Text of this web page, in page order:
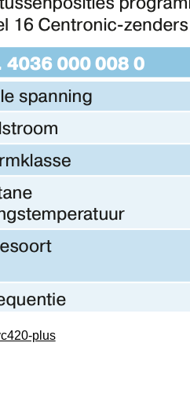
plus